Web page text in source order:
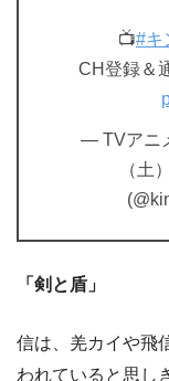
📺#キ
CH登録＆
— TVアニ
（土
「剣と盾」
信は、羌カイや飛
われていると思し